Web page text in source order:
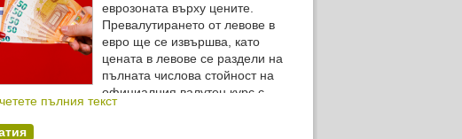
еврозоната върху цените.
Превалутирането от левове в
евро ще се извършва, като
цената в левове се раздели на
пълната числова стойност на
официалния валутен курс с
пет знака след десетичната запетая
пълния текст